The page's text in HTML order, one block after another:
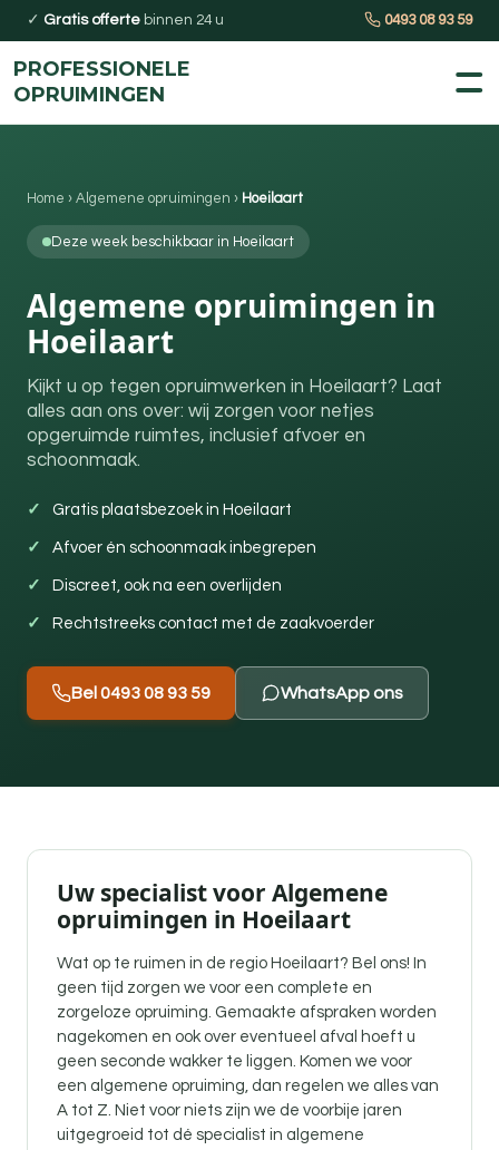
✓ Gratis offerte binnen 24 u 0493 08 93 59
PROFESSIONELE
OPRUIMINGEN
Home › Algemene opruimingen › Hoeilaart
Deze week beschikbaar in Hoeilaart
Algemene opruimingen in
Hoeilaart
Kijkt u op tegen opruimwerken in Hoeilaart? Laat
alles aan ons over: wij zorgen voor netjes
opgeruimde ruimtes, inclusief afvoer en
schoonmaak.
Gratis plaatsbezoek in Hoeilaart
Afvoer én schoonmaak inbegrepen
Discreet, ook na een overlijden
Rechtstreeks contact met de zaakvoerder
Bel 0493 08 93 59 WhatsApp ons
Uw specialist voor Algemene
opruimingen in Hoeilaart
Wat op te ruimen in de regio Hoeilaart? Bel ons! In
geen tijd zorgen we voor een complete en
zorgeloze opruiming. Gemaakte afspraken worden
nagekomen en ook over eventueel afval hoeft u
geen seconde wakker te liggen. Komen we voor
een algemene opruiming, dan regelen we alles van
A tot Z. Niet voor niets zijn we de voorbije jaren
uitgegroeid tot dé specialist in algemene